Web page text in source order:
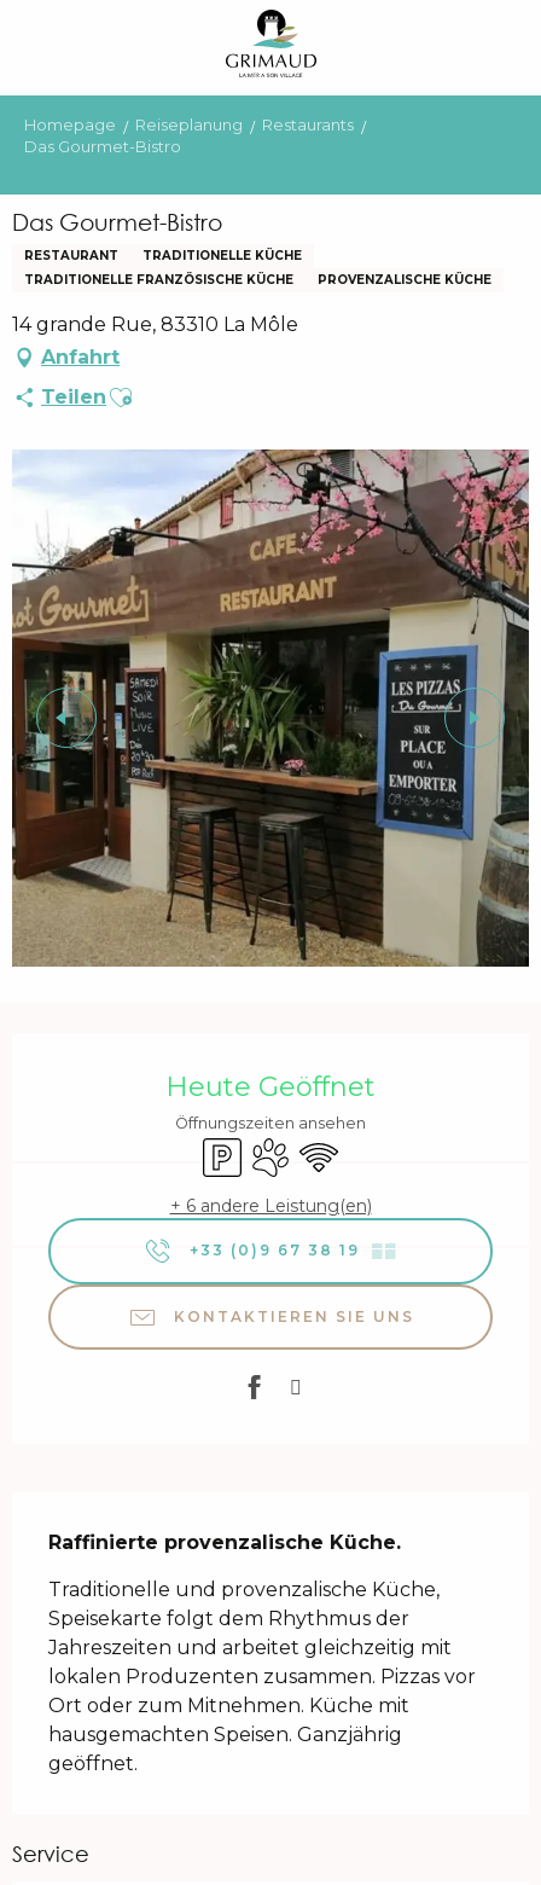
principal
Homepage Reiseplanung
Restaurants
Das Gourmet-Bistro
Das Gourmet-Bistro
RESTAURANT
TRADITIONELLE KÜCHE
TRADITIONELLE FRANZÖSISCHE KÜCHE
PROVENZALISCHE KÜCHE
14 grande Rue, 83310 La Môle
Anfahrt
Teilen Ajouter aux favoris
Heute Geöffnet
Öffnungszeiten ansehen
ParkplatzTiere erlaubt
Wi-Fi
+ 6 andere Leistung(en)
+33 (0)9 67 38 19 ▒▒
KONTAKTIEREN SIE UNS
Raffinierte provenzalische Küche.
Traditionelle und provenzalische Küche,
Speisekarte folgt dem Rhythmus der
Jahreszeiten und arbeitet gleichzeitig mit
lokalen Produzenten zusammen. Pizzas vor
Ort oder zum Mitnehmen. Küche mit
hausgemachten Speisen. Ganzjährig
geöffnet.
Service